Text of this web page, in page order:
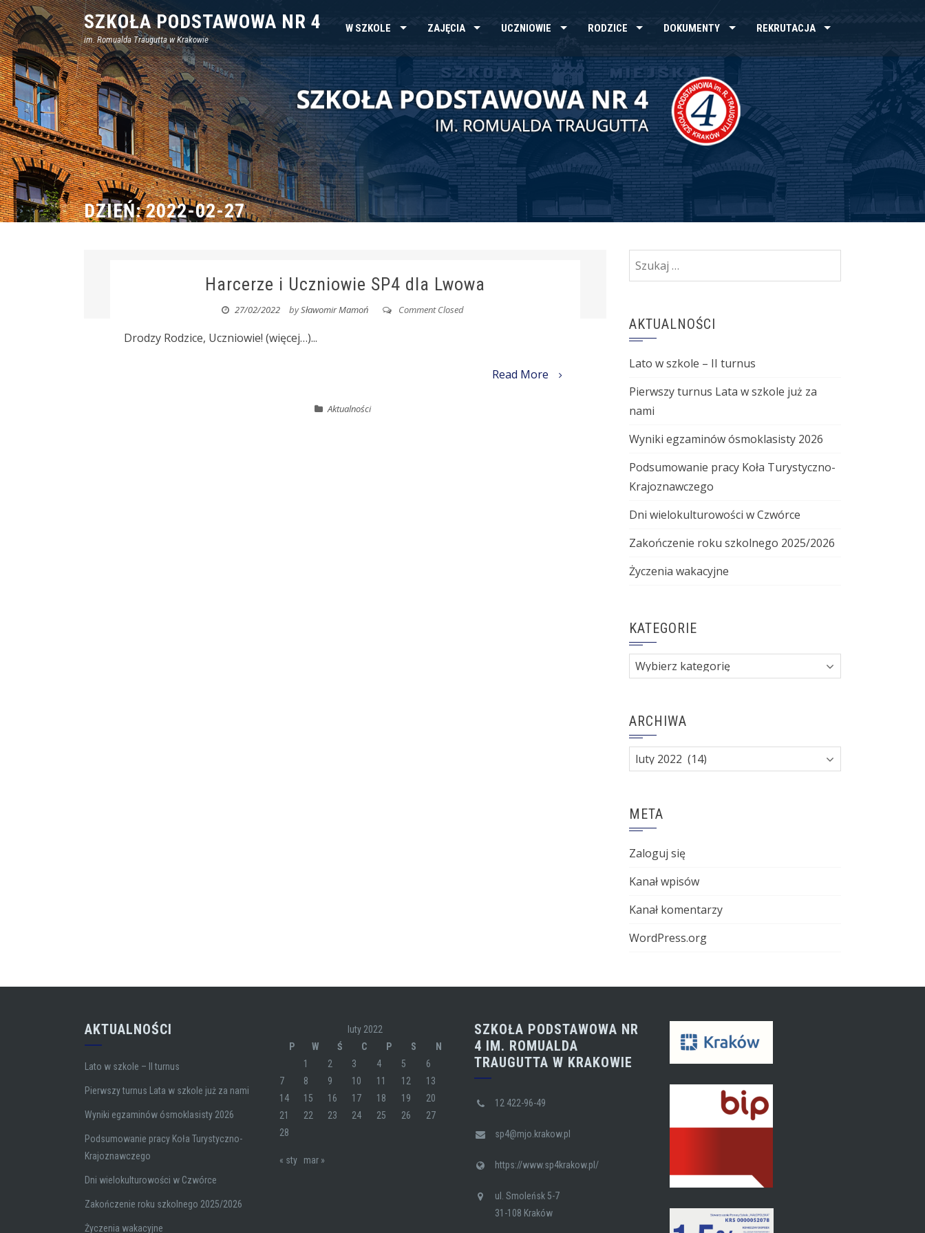
Skip
to
content
SZKOŁA PODSTAWOWA NR 4
im. Romualda Traugutta w Krakowie
W SZKOLE ZAJĘCIA UCZNIOWIE RODZICE DOKUMENTY REKRUTACJA
DZIEŃ:2022-02-27
Harcerze i Uczniowie SP4 dla Lwowa
27/02/2022 bySławomir Mamoń Comment Closed
Drodzy Rodzice, Uczniowie! (więcej…)...
Read More
Aktualności
Szukaj:
AKTUALNOŚCI
Lato w szkole – II turnus
Pierwszy turnus Lata w szkole już za
nami
Wyniki egzaminów ósmoklasisty 2026
Podsumowanie pracy Koła Turystyczno-
Krajoznawczego
Dni wielokulturowości w Czwórce
Zakończenie roku szkolnego 2025/2026
Życzenia wakacyjne
KATEGORIE
Kategorie
ARCHIWA
Archiwa
META
Zaloguj się
Kanał wpisów
Kanał komentarzy
WordPress.org
AKTUALNOŚCI
Lato w szkole – II turnus
Pierwszy turnus Lata w szkole już za nami
Wyniki egzaminów ósmoklasisty 2026
Podsumowanie pracy Koła Turystyczno-
Krajoznawczego
Dni wielokulturowości w Czwórce
Zakończenie roku szkolnego 2025/2026
Życzenia wakacyjne
luty 2022
P
W Ś C P S
N
1
2 3 4 5
6
7
8 9 10 11 12
13
14
15 16 17 18 19
20
21
22 23 24 25 26
27
28
« sty mar »
SZKOŁA PODSTAWOWA NR
4 IM. ROMUALDA
TRAUGUTTA W KRAKOWIE
12 422-96-49
sp4@mjo.krakow.pl
https://www.sp4krakow.pl/
ul. Smoleńsk 5-7
31-108 Kraków